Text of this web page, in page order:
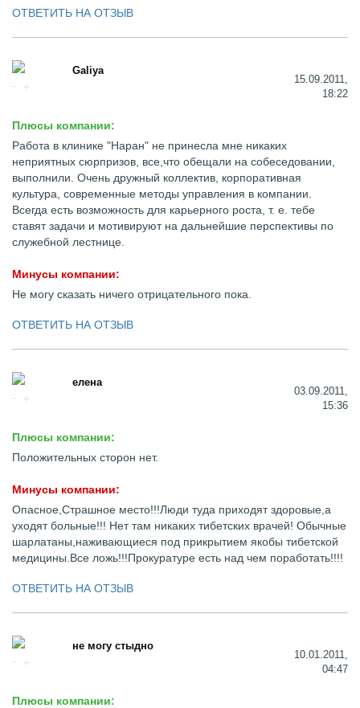
ОТВЕТИТЬ НА ОТЗЫВ
Galiya
15.09.2011,
18:22
Плюсы компании:
Работа в клинике "Наран" не принесла мне никаких
неприятных сюрпризов, все,что обещали на собеседовании,
выполнили. Очень дружный коллектив, корпоративная
культура, современные методы управления в компании.
Всегда есть возможность для карьерного роста, т. е. тебе
ставят задачи и мотивируют на дальнейшие перспективы по
служебной лестнице.
Минусы компании:
Не могу сказать ничего отрицательного пока.
ОТВЕТИТЬ НА ОТЗЫВ
елена
03.09.2011,
15:36
Плюсы компании:
Положительных сторон нет.
Минусы компании:
Опасное,Страшное место!!!Люди туда приходят здоровые,а
уходят больные!!! Нет там никаких тибетских врачей! Обычные
шарлатаны,наживающиеся под прикрытием якобы тибетской
медицины.Все ложь!!!Прокуратуре есть над чем поработать!!!!
ОТВЕТИТЬ НА ОТЗЫВ
не могу стыдно
10.01.2011,
04:47
Плюсы компании: